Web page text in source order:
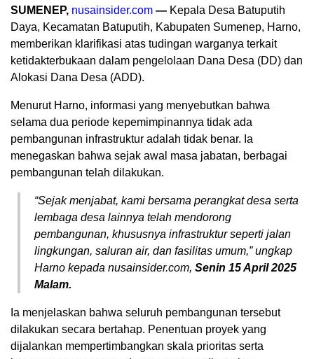
SUMENEP, nusainsider.com — Kepala Desa Batuputih
Daya, Kecamatan Batuputih, Kabupaten Sumenep, Harno,
memberikan klarifikasi atas tudingan warganya terkait
ketidakterbukaan dalam pengelolaan Dana Desa (DD) dan
Alokasi Dana Desa (ADD).
Menurut Harno, informasi yang menyebutkan bahwa
selama dua periode kepemimpinannya tidak ada
pembangunan infrastruktur adalah tidak benar. Ia
menegaskan bahwa sejak awal masa jabatan, berbagai
pembangunan telah dilakukan.
“Sejak menjabat, kami bersama perangkat desa serta
lembaga desa lainnya telah mendorong
pembangunan, khususnya infrastruktur seperti jalan
lingkungan, saluran air, dan fasilitas umum,” ungkap
Harno kepada nusainsider.com, Senin 15 April 2025
Malam.
Ia menjelaskan bahwa seluruh pembangunan tersebut
dilakukan secara bertahap. Penentuan proyek yang
dijalankan mempertimbangkan skala prioritas serta